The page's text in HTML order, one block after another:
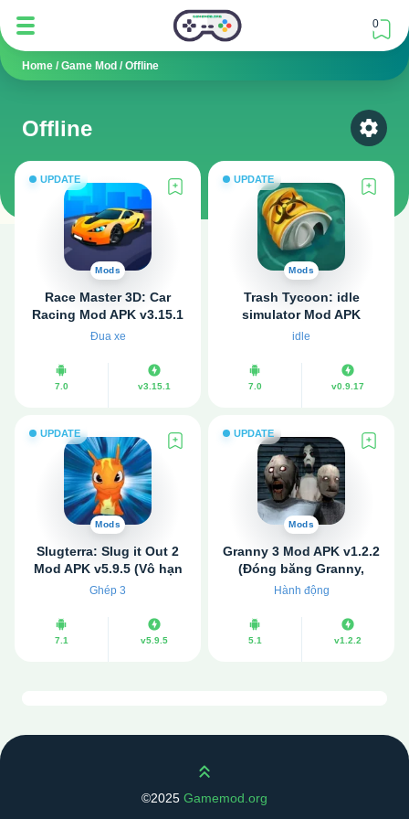
0
Home / Game Mod /Offline
Offline
Select
UPDATE
Mods
Race Master 3D: Car
Racing Mod APK v3.15.1
(Vô hạn tiền)
Đua xe
7.0 v3.15.1
UPDATE
Mods
Trash Tycoon: idle
simulator Mod APK
v0.9.17 (Vô hạn tiền)
idle
7.0 v0.9.17
UPDATE
Mods
Slugterra: Slug it Out 2
Mod APK v5.9.5 (Vô hạn
tiền, đá quý)
Ghép 3
7.1 v5.9.5
UPDATE
Mods
Granny 3 Mod APK v1.2.2
(Đóng băng Granny,
Grandpa, Slendrina)
Hành động
5.1 v1.2.2
Scroll up
©2025 Gamemod.org